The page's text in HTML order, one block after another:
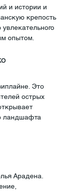
и истории и
крепость
опытом.
Это
острых
ландшафта
Арадена.